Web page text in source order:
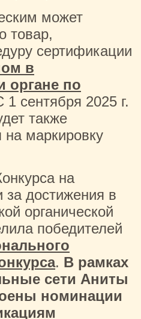
может
товар,
сертификации
в
органе по
1 сентября 2025 г.
также
на маркировку
на
за достижения в
органической
победителей
. В рамках
сети Аниты
номинации